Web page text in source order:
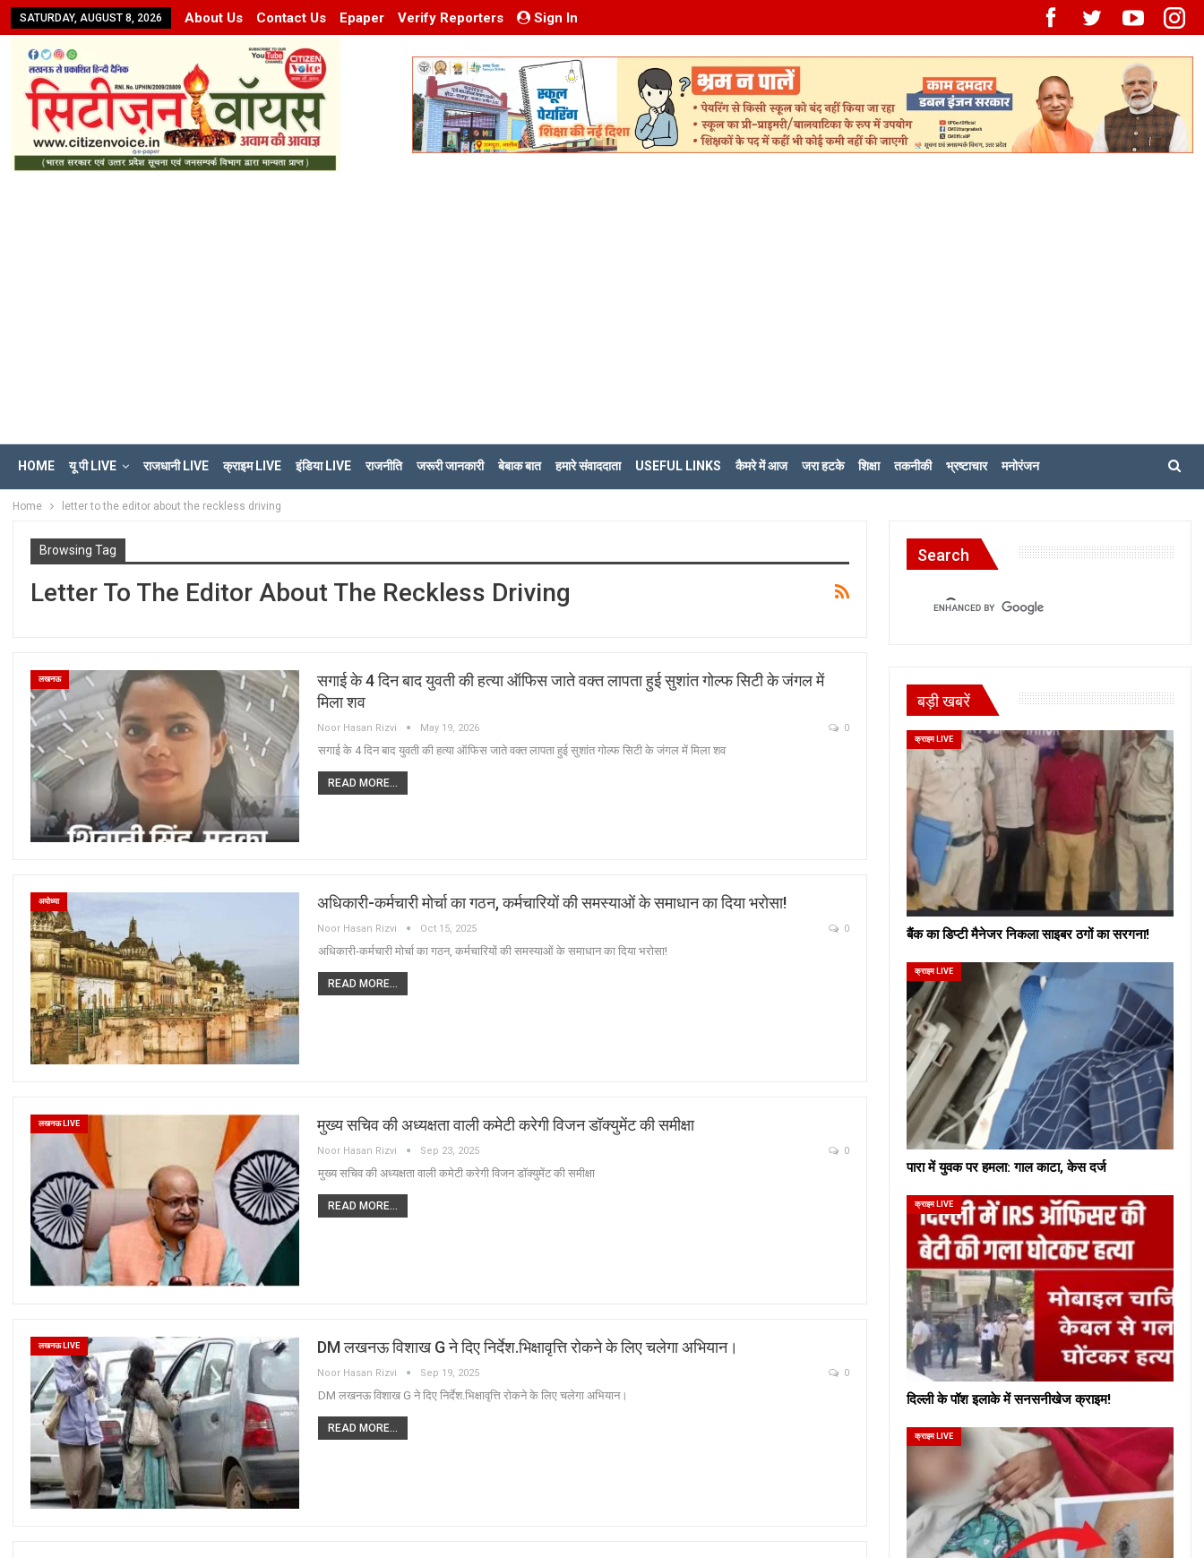
SATURDAY, AUGUST 8, 2026 About Us Contact Us Epaper Verify Reporters Sign In
HOME यू पी LIVE राजधानी LIVE क्राइम LIVE इंडिया LIVE राजनीति जरूरी जानकारी बेबाक बात हमारे संवाददाता USEFUL LINKS कैमरे में आज जरा हटके शिक्षा तकनीकी भ्रष्टाचार मनोरंजन
Home letter to the editor about the reckless driving
Browsing Tag
Letter To The Editor About The Reckless Driving
लखनऊ
सगाई के 4 दिन बाद युवती की हत्या ऑफिस जाते वक्त लापता हुई सुशांत गोल्फ सिटी के जंगल में
मिला शव
Noor Hasan Rizvi May 19, 2026 0
सगाई के 4 दिन बाद युवती की हत्या ऑफिस जाते वक्त लापता हुई सुशांत गोल्फ सिटी के जंगल में मिला शव
READ MORE...
अयोध्या अधिकारी-कर्मचारी मोर्चा का गठन, कर्मचारियों की समस्याओं के समाधान का दिया भरोसा!
Noor Hasan Rizvi Oct 15, 2025 0
अधिकारी-कर्मचारी मोर्चा का गठन, कर्मचारियों की समस्याओं के समाधान का दिया भरोसा!
READ MORE...
लखनऊ LIVE मुख्य सचिव की अध्यक्षता वाली कमेटी करेगी विजन डॉक्युमेंट की समीक्षा
Noor Hasan Rizvi Sep 23, 2025 0
मुख्य सचिव की अध्यक्षता वाली कमेटी करेगी विजन डॉक्युमेंट की समीक्षा
READ MORE...
लखनऊ LIVE DM लखनऊ विशाख G ने दिए निर्देश.भिक्षावृत्ति रोकने के लिए चलेगा अभियान।
Noor Hasan Rizvi Sep 19, 2025 0
DM लखनऊ विशाख G ने दिए निर्देश.भिक्षावृत्ति रोकने के लिए चलेगा अभियान।
READ MORE...
Search
बड़ी खबरें
क्राइम LIVE
बैंक का डिप्टी मैनेजर निकला साइबर ठगों का सरगना!
क्राइम LIVE
पारा में युवक पर हमला: गाल काटा, केस दर्ज
क्राइम LIVE
दिल्ली के पॉश इलाके में सनसनीखेज क्राइम!
क्राइम LIVE